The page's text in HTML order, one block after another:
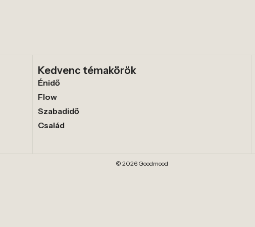
Kedvenc témakörök
Énidő
Flow
Szabadidő
Család
© 2026 Goodmood